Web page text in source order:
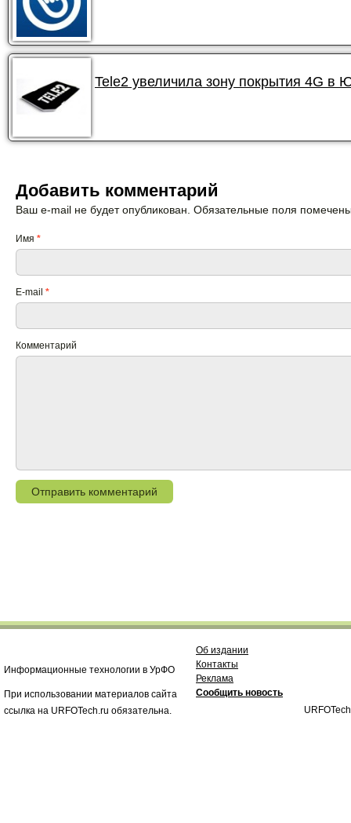
Tele2 увеличила зону покрытия 4G в
Добавить комментарий
Ваш e-mail не будет опубликован. Обязательные поля
Имя *
E-mail *
Комментарий
Информационные технологии в УрФО
При использовании материалов сайта
ссылка на URFOTech.ru обязательна.
Об издании
Контакты
Реклама
Сообщить новость